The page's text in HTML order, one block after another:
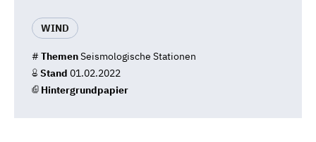
WIND
# ThemenSeismologische Stationen
Stand 01.02.2022
Hintergrundpapier